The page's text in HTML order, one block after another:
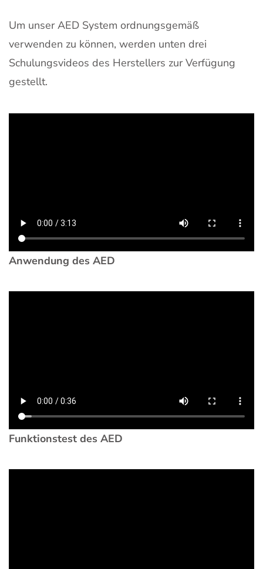
Um unser AED System ordnungsgemäß
verwenden zu können, werden unten drei
Schulungsvideos des Herstellers zur Verfügung
gestellt.
Anwendung des AED
Funktionstest des AED